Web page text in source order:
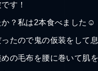
す！
？私は2本食べました☺
たので鬼の仮装をして
の毛布を腰に巻いて肌